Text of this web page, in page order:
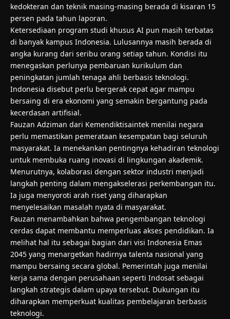
kedokteran dan teknik masing-masing berada di kisaran 15
persen pada tahun laporan.
Ketersediaan program studi khusus AI pun masih terbatas
di banyak kampus Indonesia. Lulusannya masih berada di
angka kurang dari seribu orang setiap tahun. Kondisi itu
menegaskan perlunya pembaruan kurikulum dan
peningkatan jumlah tenaga ahli berbasis teknologi.
Indonesia disebut perlu bergerak cepat agar mampu
bersaing di era ekonomi yang semakin bergantung pada
kecerdasan artifisial.
Fauzan Adziman dari Kemendiktisaintek menilai negara
perlu memastikan pemerataan kesempatan bagi seluruh
masyarakat. Ia menekankan pentingnya kehadiran teknologi
untuk membuka ruang inovasi di lingkungan akademik.
Menurutnya, kolaborasi dengan sektor industri menjadi
langkah penting dalam mengakselerasi perkembangan itu.
Ia juga menyoroti arah riset yang diharapkan
menyelesaikan masalah nyata di masyarakat.
Fauzan menambahkan bahwa pengembangan teknologi
cerdas dapat membantu memperluas akses pendidikan. Ia
melihat hal itu sebagai bagian dari visi Indonesia Emas
2045 yang menargetkan hadirnya talenta nasional yang
mampu bersaing secara global. Pemerintah juga menilai
kerja sama dengan perusahaan seperti Indosat sebagai
langkah strategis dalam upaya tersebut. Dukungan itu
diharapkan memperkuat kualitas pembelajaran berbasis
teknologi.